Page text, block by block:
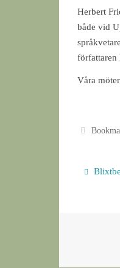
Herbert
både vid
författaren
Våra